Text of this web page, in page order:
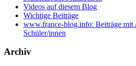
Videos auf diesem Blog
Wichtige Beiträge
www.france-blog.info: Beiträge mit
Schüler/innen
Archiv